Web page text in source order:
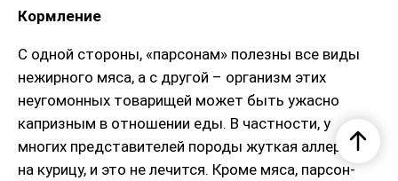
Кормление
С одной стороны, «парсонам» полезны все виды
нежирного мяса, а с другой – организм этих
неугомонных товарищей может быть ужасно
капризным в отношении еды. В частности, у
многих представителей породы жуткая аллергия
на курицу, и это не лечится. Кроме мяса, парсон-